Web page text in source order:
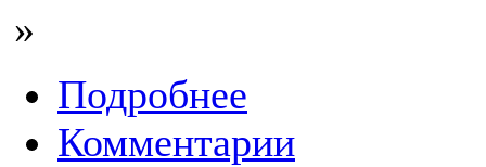
»
Подробнее
Комментарии